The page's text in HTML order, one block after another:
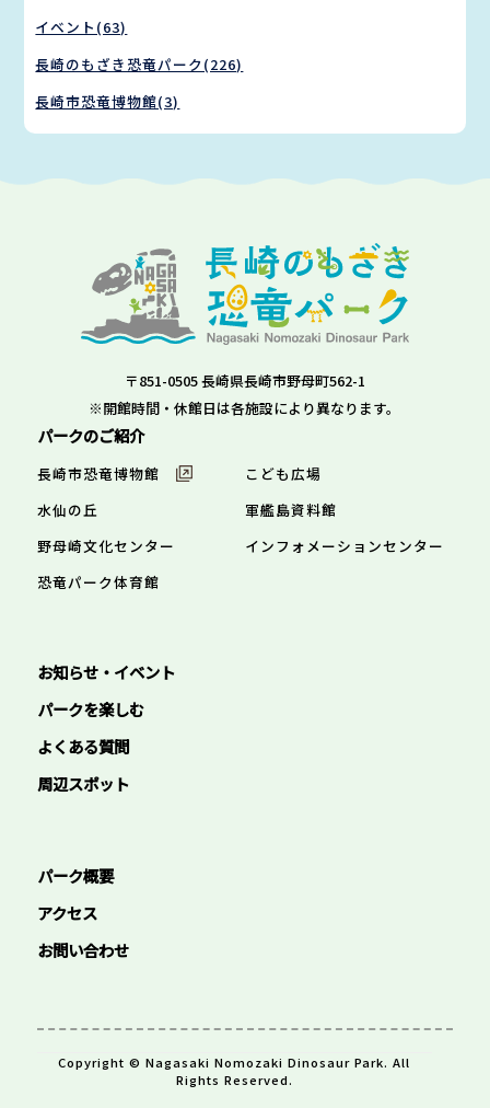
イベント(63)
長崎のもざき恐竜パーク(226)
長崎市恐竜博物館(3)
〒851-0505 長崎県長崎市野母町562-1
※開館時間・休館日は各施設により異なります。
パークのご紹介
長崎市恐竜博物館
こども広場
水仙の丘
軍艦島資料館
野母崎文化センター
インフォメーションセンター
恐竜パーク体育館
お知らせ・イベント
パークを楽しむ
よくある質問
周辺スポット
パーク概要
アクセス
お問い合わせ
Copyright © Nagasaki Nomozaki Dinosaur Park. All
Rights Reserved.